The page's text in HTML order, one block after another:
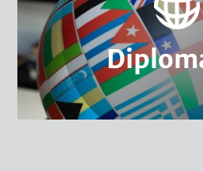
Wasserdiplomatie
Diplomatie